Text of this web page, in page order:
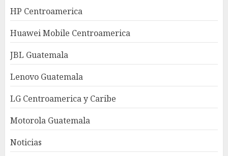
HP Centroamerica
Huawei Mobile Centroamerica
JBL Guatemala
Lenovo Guatemala
LG Centroamerica y Caribe
Motorola Guatemala
Noticias